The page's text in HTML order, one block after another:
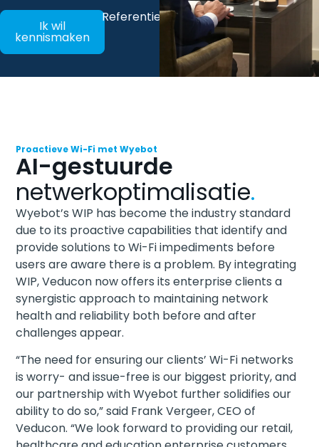
Ik wil
kennismaken
Referenties
Proactieve Wi-Fi met Wyebot
AI-gestuurde
netwerkoptimalisatie.
Wyebot’s WIP has become the industry standard
due to its proactive capabilities that identify and
provide solutions to Wi-Fi impediments before
users are aware there is a problem. By integrating
WIP, Veducon now offers its enterprise clients a
synergistic approach to maintaining network
health and reliability both before and after
challenges appear.
“The need for ensuring our clients’ Wi-Fi networks
is worry- and issue-free is our biggest priority, and
our partnership with Wyebot further solidifies our
ability to do so,” said Frank Vergeer, CEO of
Veducon. “We look forward to providing our retail,